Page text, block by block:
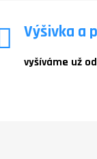
Výšivka a
vyšíváme už